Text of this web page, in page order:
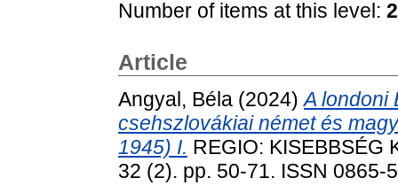
Number of items at this level:
Article
Angyal, Béla (2024)A londoni
csehszlovákiai német és
1945) I. REGIO: KISEBBSÉG
32 (2). pp. 50-71. ISSN 0865-